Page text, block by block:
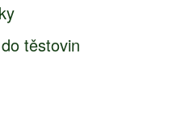
těstovin